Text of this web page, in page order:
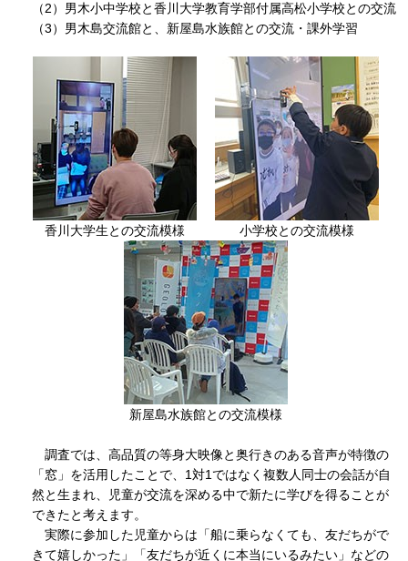
（2）男木小中学校と香川大学教育学部付属高松小学校との交流
（3）男木島交流館と、新屋島水族館との交流・課外学習
香川大学生との交流模様 小学校との交流模様
新屋島水族館との交流模様
調査では、高品質の等身大映像と奥行きのある音声が特徴の
「窓」を活用したことで、1対1ではなく複数人同士の会話が自
然と生まれ、児童が交流を深める中で新たに学びを得ることが
できたと考えます。
実際に参加した児童からは「船に乗らなくても、友だちがで
きて嬉しかった」「友だちが近くに本当にいるみたい」などの